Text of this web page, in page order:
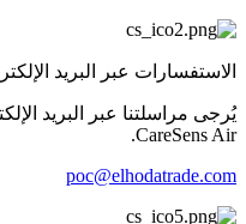
الاستفسارات عبر البريد
يُرجى مراسلتنا عبر البريد
CareSens Air.
poc@elhodatrade.com